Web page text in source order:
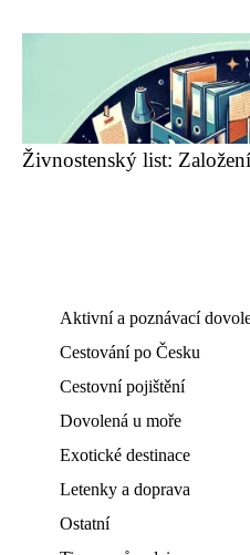
Živnostenský list:
Aktivní a poznávací
Cestování po Česku
Cestovní pojištění
Dovolená u moře
Exotické destinace
Letenky a doprava
Ostatní